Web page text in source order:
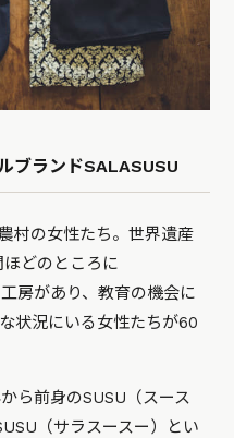
ブランドSALASUSU
村の女性たち。世界遺産
どのところに
房があり、教育の機会に
状況にいる女性たちが60
ら前身のSUSU（スース
（サラスースー）とい